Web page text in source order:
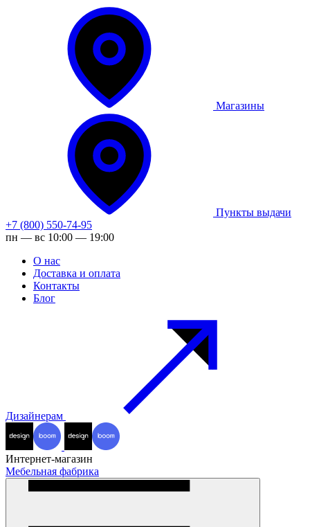
Магазины
Пункты выдачи
+7 (800) 550-74-95
пн — вс 10:00 — 19:00
О нас
Доставка и оплата
Контакты
Блог
Дизайнерам
Интернет-магазин
Мебельная фабрика